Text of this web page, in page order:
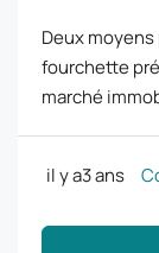
Deux
fourchette
marché
il y a3 ans